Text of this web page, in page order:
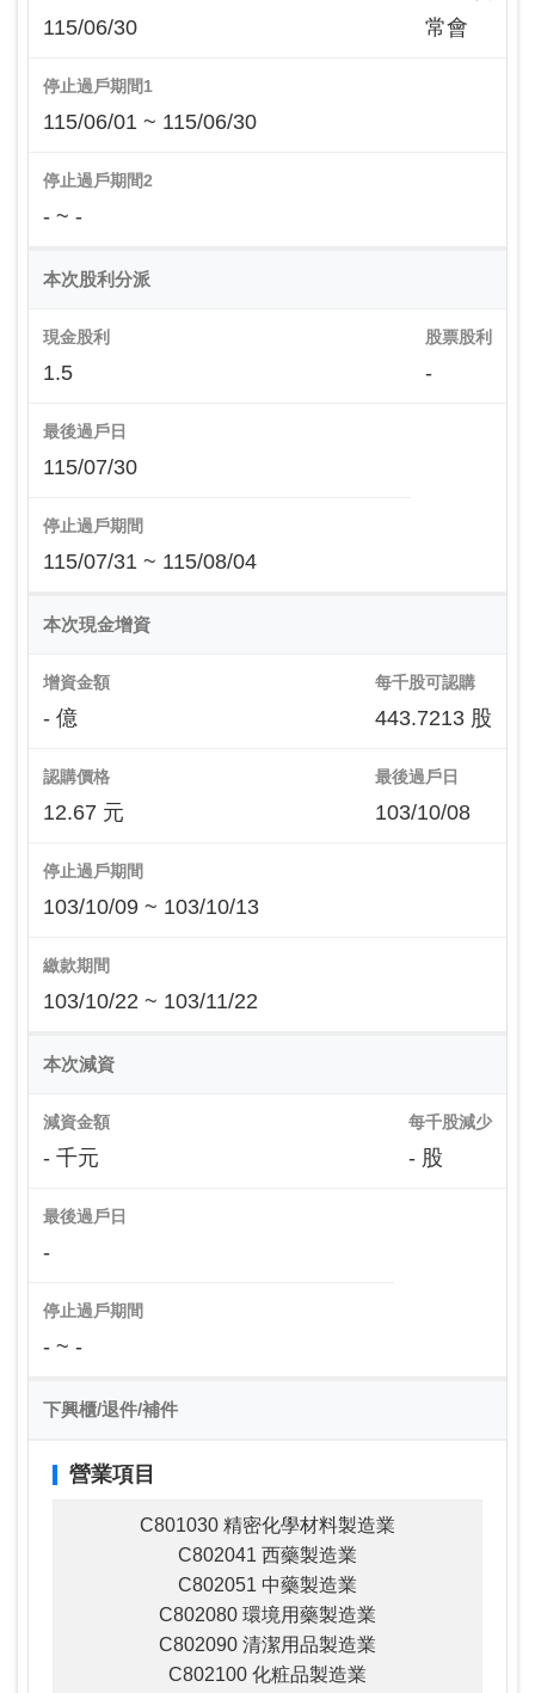
115/06/30 常會
停止過戶期間1
115/06/01 ~ 115/06/30
停止過戶期間2
- ~ -
本次股利分派
現金股利
1.5
股票股利
-
最後過戶日
115/07/30
停止過戶期間
115/07/31 ~ 115/08/04
本次現金增資
增資金額
- 億
每千股可認購
443.7213 股
認購價格
12.67 元
最後過戶日
103/10/08
停止過戶期間
103/10/09 ~ 103/10/13
繳款期間
103/10/22 ~ 103/11/22
本次減資
減資金額
- 千元
每千股減少
- 股
最後過戶日
-
停止過戶期間
- ~ -
下興櫃/退件/補件
營業項目
C801030 精密化學材料製造業
C802041 西藥製造業
C802051 中藥製造業
C802080 環境用藥製造業
C802090 清潔用品製造業
C802100 化粧品製造業